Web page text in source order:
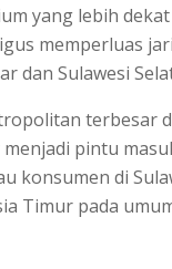
yang lebih
memperluas
dan Sulawesi
terbesar
pintu
konsumen di
Timur pada